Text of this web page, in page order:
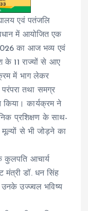
एवं पतंजलि
में आयोजित एक
का आज भव्य एवं
के 11 राज्यों से आए
में भाग लेकर
तथा समग्र
किया। कार्यक्रम ने
प्रशिक्षण के साथ-
मूल्यों से भी जोड़ने का
कुलपति आचार्य
मंत्री डॉ. धन सिंह
उनके उज्ज्वल भविष्य